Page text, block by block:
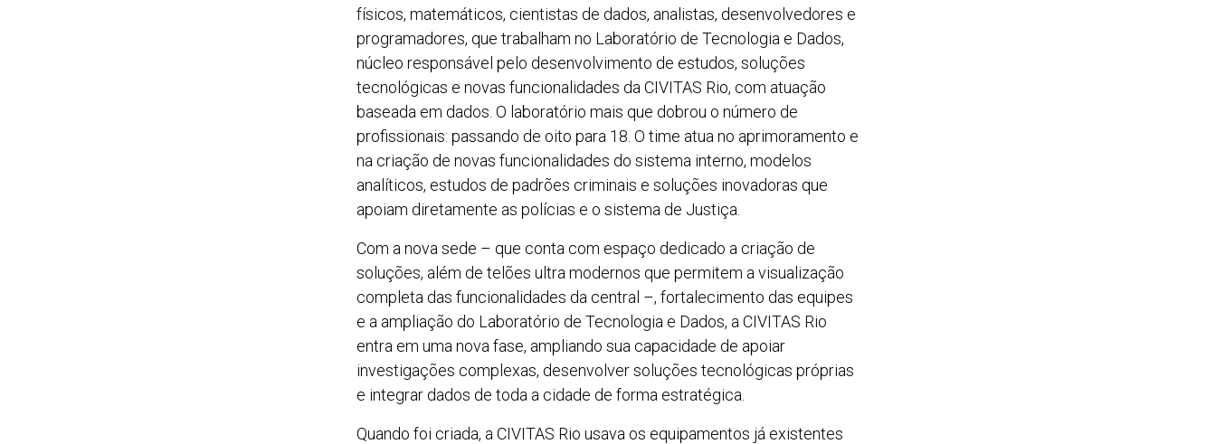
físicos, matemáticos, cientistas de dados, analistas, desenvolvedores e
programadores, que trabalham no Laboratório de Tecnologia e Dados,
núcleo responsável pelo desenvolvimento de estudos, soluções
tecnológicas e novas funcionalidades da CIVITAS Rio, com atuação
baseada em dados. O laboratório mais que dobrou o número de
profissionais: passando de oito para 18. O time atua no aprimoramento e
na criação de novas funcionalidades do sistema interno, modelos
analíticos, estudos de padrões criminais e soluções inovadoras que
apoiam diretamente as polícias e o sistema de Justiça.
Com a nova sede – que conta com espaço dedicado a criação de
soluções, além de telões ultra modernos que permitem a visualização
completa das funcionalidades da central –, fortalecimento das equipes
e a ampliação do Laboratório de Tecnologia e Dados, a CIVITAS Rio
entra em uma nova fase, ampliando sua capacidade de apoiar
investigações complexas, desenvolver soluções tecnológicas próprias
e integrar dados de toda a cidade de forma estratégica.
Quando foi criada, a CIVITAS Rio usava os equipamentos já existentes